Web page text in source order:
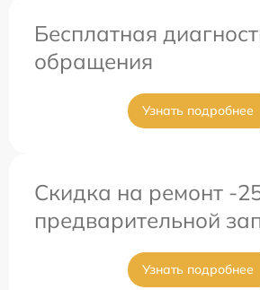
Бесплатная
обращения
Узнать подробнее
Скидка на ремонт -
предварительной
Узнать подробнее